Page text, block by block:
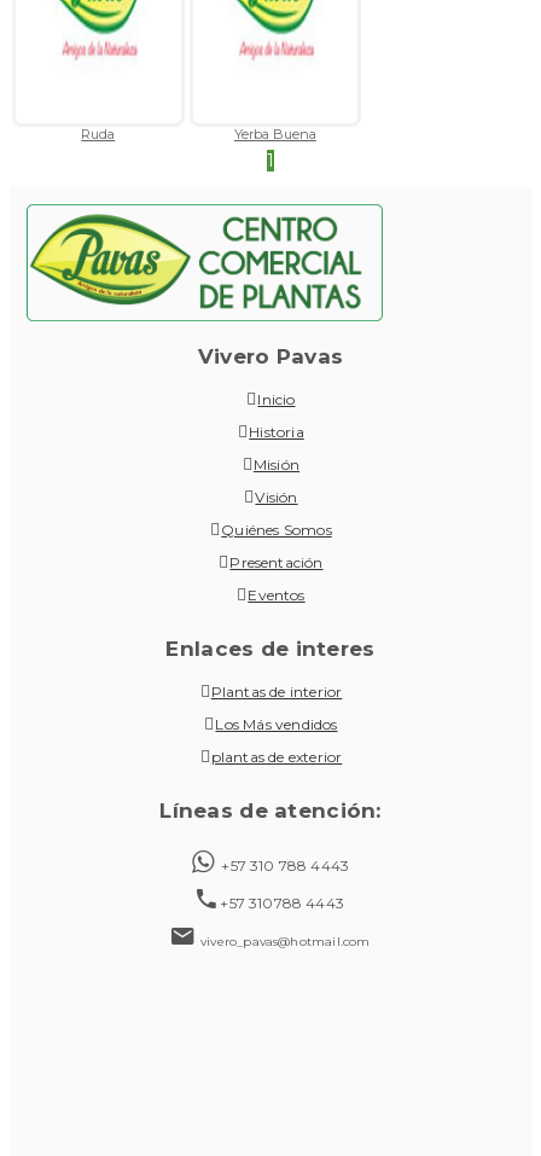
Ruda Yerba Buena
1
Vivero Pavas
Inicio
Historia
Misión
Visión
Quiénes Somos
Presentación
Eventos
Enlaces de interes
Plantas de interior
Los Más vendidos
plantas de exterior
Líneas de atención:
+57 310 788 4443
+57 310788 4443
vivero_pavas@hotmail.com